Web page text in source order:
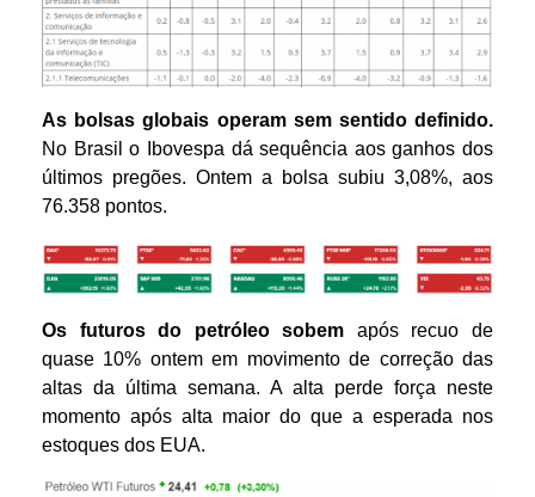
As bolsas globais operam sem sentido definido.
No Brasil o Ibovespa dá sequência aos ganhos dos
últimos pregões. Ontem a bolsa subiu 3,08%, aos
76.358 pontos.
Os futuros do petróleosobem após recuo de
quase 10% ontem em movimento de correção das
altas da última semana. A alta perde força neste
momento após alta maior do que a esperada nos
estoques dos EUA.